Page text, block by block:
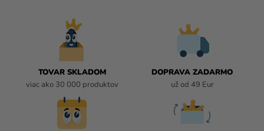
TOVAR SKLADOM
viac ako 30 000 produktov
DOPRAVA ZADARMO
už od 49 Eur